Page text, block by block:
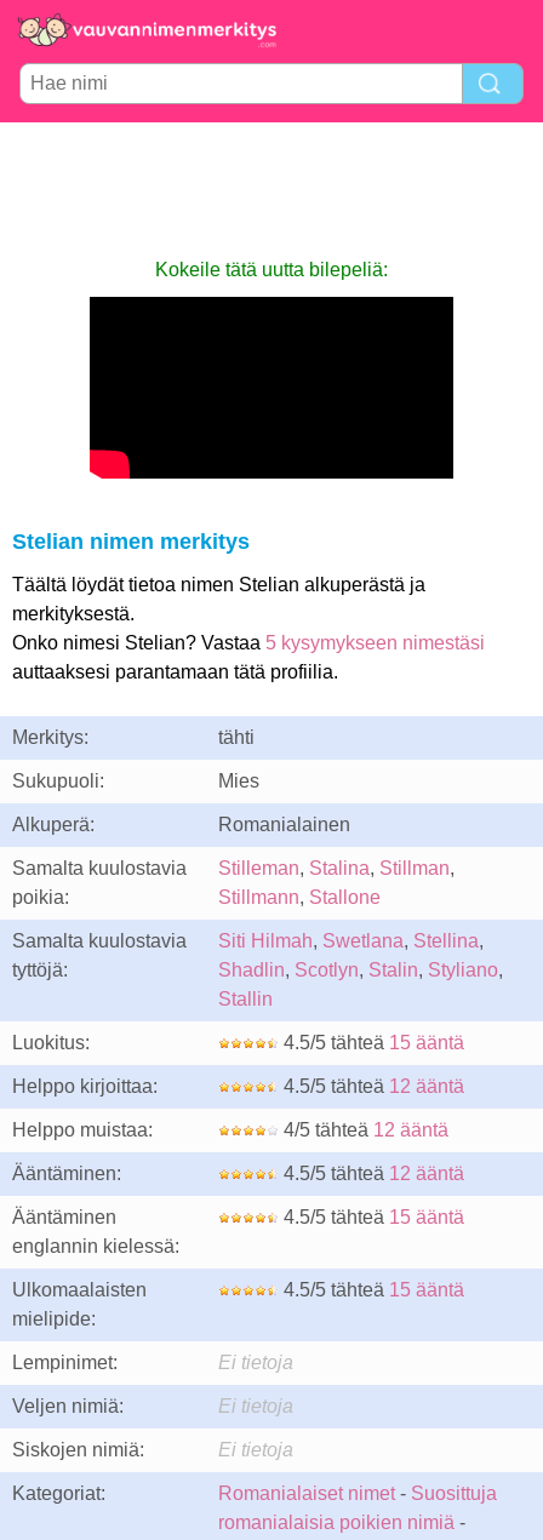
Kokeile tätä uutta bilepeliä:
Stelian nimen merkitys
Täältä löydät tietoa nimen Stelian alkuperästä ja
merkityksestä.
Onko nimesi Stelian? Vastaa 5 kysymykseen nimestäsi
auttaaksesi parantamaan tätä profiilia.
Merkitys: tähti
Sukupuoli: Mies
Alkuperä: Romanialainen
Samalta kuulostavia
poikia:
Stilleman, Stalina, Stillman,
Stillmann, Stallone
Samalta kuulostavia
tyttöjä:
Siti Hilmah, Swetlana, Stellina,
Shadlin, Scotlyn, Stalin, Styliano,
Stallin
Luokitus: 4.5/5 tähteä 15 ääntä
Helppo kirjoittaa: 4.5/5 tähteä 12 ääntä
Helppo muistaa: 4/5 tähteä 12 ääntä
Ääntäminen: 4.5/5 tähteä 12 ääntä
Ääntäminen
englannin kielessä:
4.5/5 tähteä 15 ääntä
Ulkomaalaisten
mielipide:
4.5/5 tähteä 15 ääntä
Lempinimet: Ei tietoja
Veljen nimiä: Ei tietoja
Siskojen nimiä: Ei tietoja
Kategoriat: Romanialaiset nimet- Suosittuja
romanialaisia poikien nimiä -